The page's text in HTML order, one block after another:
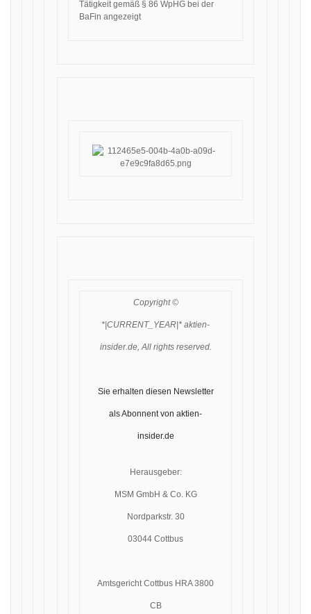
Tätigkeit gemäß § 86 WpHG bei der
BaFin angezeigt
Copyright ©
*|CURRENT_YEAR|* aktien-
insider.de, All rights reserved.
Sie erhalten diesen Newsletter
als Abonnent von aktien-
insider.de
Herausgeber:
MSM GmbH & Co. KG
Nordparkstr. 30
03044 Cottbus
Amtsgericht Cottbus HRA 3800
CB